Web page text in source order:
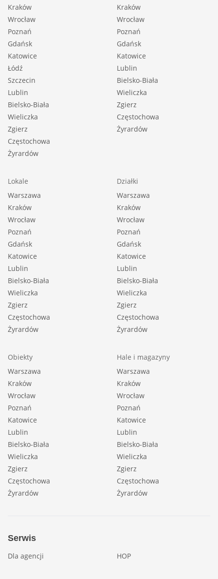
Kraków
Wrocław
Poznań
Gdańsk
Katowice
Łódź
Szczecin
Lublin
Bielsko-Biała
Wieliczka
Zgierz
Częstochowa
Żyrardów
Kraków
Wrocław
Poznań
Gdańsk
Katowice
Lublin
Bielsko-Biała
Wieliczka
Zgierz
Częstochowa
Żyrardów
Lokale
Warszawa
Kraków
Wrocław
Poznań
Gdańsk
Katowice
Lublin
Bielsko-Biała
Wieliczka
Zgierz
Częstochowa
Żyrardów
Działki
Warszawa
Kraków
Wrocław
Poznań
Gdańsk
Katowice
Lublin
Bielsko-Biała
Wieliczka
Zgierz
Częstochowa
Żyrardów
Obiekty
Warszawa
Kraków
Wrocław
Poznań
Katowice
Lublin
Bielsko-Biała
Wieliczka
Zgierz
Częstochowa
Żyrardów
Hale i magazyny
Warszawa
Kraków
Wrocław
Poznań
Katowice
Lublin
Bielsko-Biała
Wieliczka
Zgierz
Częstochowa
Żyrardów
Serwis
Dla agencji HOP